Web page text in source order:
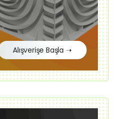
Alışverişe Başla ➝